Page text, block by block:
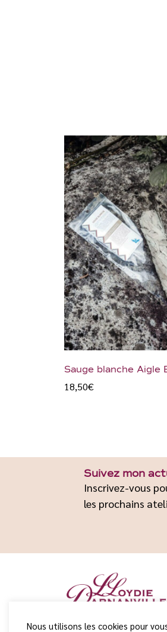
Sauge blanche Aigle
18,50€
Suivez mon
Inscrivez-vous
les prochains
Nous utilisons les cookies pour